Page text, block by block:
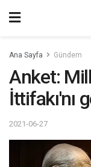
Ana Sayfa Gündem
Anket:
İttifakı'nı
2021-06-27